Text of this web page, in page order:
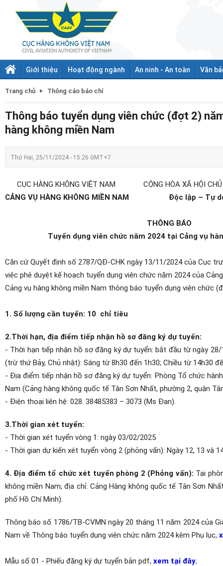
Giới thiệu Hoạt động ngành An ninh - An toàn Văn
Trang chủ Thông cáo báo chí
Thông báo tuyển dụng viên chức (đợt 2)
hàng không miền Nam
Thứ Hai, 25/11/2024 - 15:26 GMT+7
CỤC HÀNG KHÔNG VIỆT NAM
CỘNG HÒA XÃ HỘI
CẢNG VỤ HÀNG KHÔNG MIỀN NAM
Độc lập – Tự
THÔNG BÁO
Tuyển dụng viên chức năm 2024 tại Cảng vụ
Căn cứ Quyết định số 2787/QĐ-CHK ngày 13/11/2024 của Cục
việc phê duyệt kế hoạch tuyển dụng viên chức năm 2024 của
Cảng vụ hàng không miền Nam thông báo tuyển dụng viên chức
1. Số lượng cần tuyển: 10 chỉ tiêu
2.Thời hạn, địa điểm tiếp nhận hồ sơ đăng ký dự tuyển:
- Thời hạn tiếp nhận hồ sơ đăng ký dự tuyển: bắt đầu từ ngày
(trừ thứ Bảy, Chủ nhật): Sáng từ 8h30 đến 1h30; Chiều từ 14h30
- Địa điểm tiếp nhận hồ sơ đăng ký dự tuyển: Phòng Tổ chức
Nam (Cảng hàng không quốc tế Tân Sơn Nhất, phường 2, quận
- Điện thoại liên hệ: 028. 38485383 – 3073 (Ms Đan).
3.Thời gian xét tuyển:
- Thời gian xét tuyển vòng 1: ngày 03/02/2025
- Thời gian dự kiến xét tuyển vòng 2 (phỏng vấn): Ngày 12, 13 và
4. Địa điểm tổ chức xét tuyển phòng 2 (Phỏng vấn): Tại
không miền Nam; địa chỉ: Cảng Hàng không quốc tế Tân Sơn
phố Hồ Chí Minh).
Thông báo số 1786/TB-CVMN ngày 20 tháng 11 năm 2024 của
Nam về Thông báo tuyển dụng viên chức năm 2024 kèm Phụ lục,
Mẫu số 01 - Phiếu đăng ký dự tuyển bản pdf, xem tại đây.